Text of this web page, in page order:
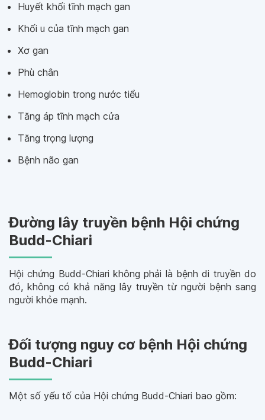
Huyết khối tĩnh mạch gan
Khối u của tĩnh mạch gan
Xơ gan
Phù chân
Hemoglobin trong nước tiểu
Tăng áp tĩnh mạch cửa
Tăng trọng lượng
Bệnh não gan
Đường lây truyền bệnh Hội chứng
Budd-Chiari
Hội chứng Budd-Chiari không phải là bệnh di truyền do
đó, không có khả năng lây truyền từ người bệnh sang
người khỏe mạnh.
Đối tượng nguy cơ bệnh Hội chứng
Budd-Chiari
Một số yếu tố của Hội chứng Budd-Chiari bao gồm: